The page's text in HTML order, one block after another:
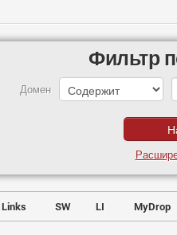
Фильтр
Домен
Links SW LI MyDrop